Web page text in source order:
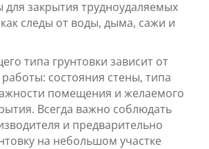
для закрытия трудноудаляемых
как следы от воды, дыма, сажи и
типа грунтовки зависит от
состояния стены, типа
помещения и желаемого
Всегда важно соблюдать
и предварительно
на небольшом участке